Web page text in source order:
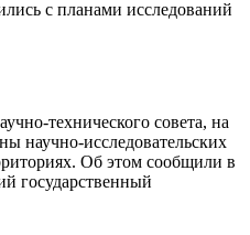
технического совета, на
научно-исследовательских
Об этом сообщили в
государственный